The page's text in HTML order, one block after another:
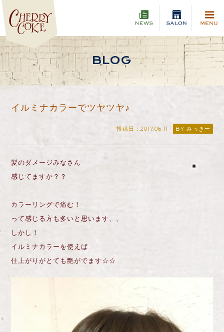
BLOG
イルミナカラーでツヤツヤ♪
投稿日：2017.06.11 BY みっきー
髪のダメージみなさん
感じてますか？？
カラーリングで痛む！
って感じる方も多いと思います、、
しかし！
イルミナカラーを使えば
仕上がりがとても艶がでます☆☆